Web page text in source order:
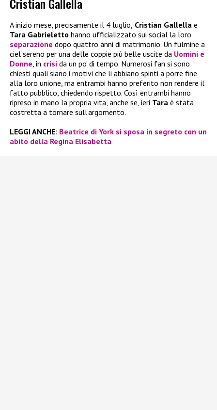
Cristian Gallella
A inizio mese, precisamente il 4 luglio, Cristian Gallella e
Tara Gabrieletto hanno ufficializzato sui social la loro
separazione dopo quattro anni di matrimonio. Un fulmine a
ciel sereno per una delle coppie più belle uscite da Uomini e
Donne, in crisi da un po’ di tempo. Numerosi fan si sono
chiesti quali siano i motivi che li abbiano spinti a porre fine
alla loro unione, ma entrambi hanno preferito non rendere il
fatto pubblico, chiedendo rispetto. Così entrambi hanno
ripreso in mano la propria vita, anche se, ieri Tara è stata
costretta a tornare sull’argomento.
LEGGI ANCHE: Beatrice di York si sposa in segreto con un
abito della Regina Elisabetta